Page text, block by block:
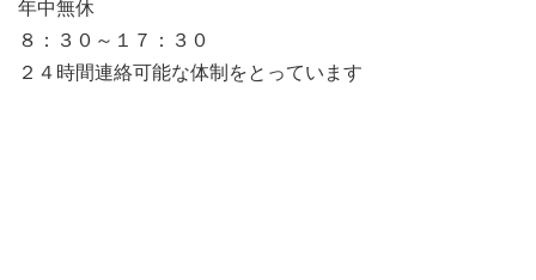
年中無休
８：３０～１７：３０
２４時間連絡可能な体制をとっています